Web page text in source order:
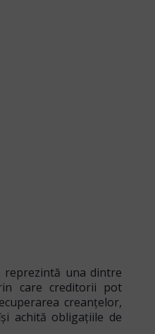
reprezintă una dintre
care creditorii pot
creanțelor,
achită obligațiile de